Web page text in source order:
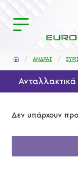
ΑΝΔΡΑΣ
Δεν υπάρχουν